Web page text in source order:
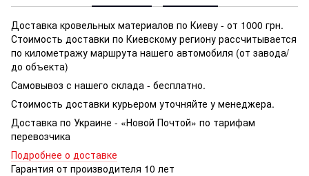
Доставка кровельных материалов по Киеву - от 1000 грн.
Стоимость доставки по Киевскому региону рассчитывается
по километражу маршрута нашего автомобиля (от завода/
до объекта)
Самовывоз с нашего склада - бесплатно.
Стоимость доставки курьером уточняйте у менеджера.
Доставка по Украине - «Новой Почтой» по тарифам
перевозчика
Подробнее о доставке
Гарантия от производителя 10 лет